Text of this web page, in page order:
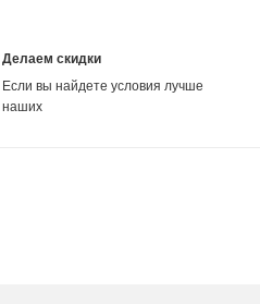
Делаем скидки
Если вы найдете условия лучше
наших